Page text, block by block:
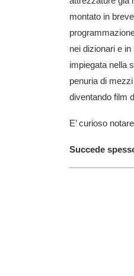
montato in
nei dizionari e
impiegata nella
penuria di
diventando film
E’ curioso
Succede